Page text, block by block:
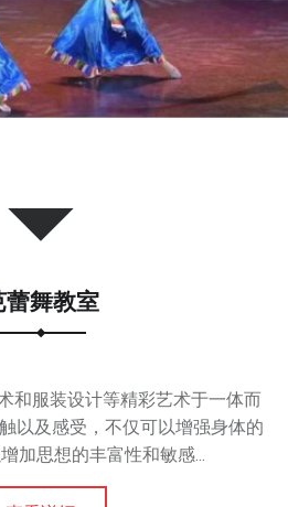
蕾舞教室
和服装设计等精彩艺术于一体而
以及感受，不仅可以增强身体的
加思想的丰富性和敏感...